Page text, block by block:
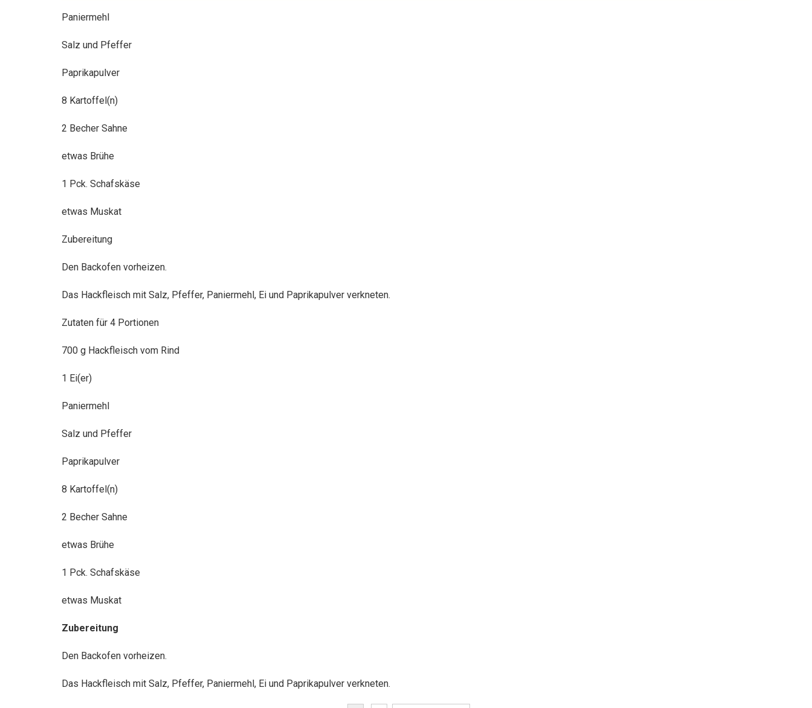
Paniermehl
Salz und Pfeffer
Paprikapulver
8 Kartoffel(n)
2 Becher Sahne
etwas Brühe
1 Pck. Schafskäse
etwas Muskat
Zubereitung
Den Backofen vorheizen.
Das Hackfleisch mit Salz, Pfeffer, Paniermehl, Ei und Paprikapulver verkneten.
Zutaten für 4 Portionen
700 g Hackfleisch vom Rind
1 Ei(er)
Paniermehl
Salz und Pfeffer
Paprikapulver
8 Kartoffel(n)
2 Becher Sahne
etwas Brühe
1 Pck. Schafskäse
etwas Muskat
Zubereitung
Den Backofen vorheizen.
Das Hackfleisch mit Salz, Pfeffer, Paniermehl, Ei und Paprikapulver verkneten.